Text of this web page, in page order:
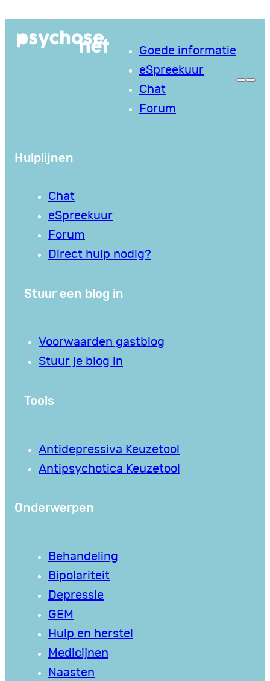
naar
Goede informatie
eSpreekuur
Chat
Forum
Hulplijnen
Chat
eSpreekuur
Forum
Direct hulp nodig?
Stuur een blog in
Voorwaarden gastblog
Stuur je blog in
Tools
Antidepressiva Keuzetool
Antipsychotica Keuzetool
Onderwerpen
Behandeling
Bipolariteit
Depressie
GEM
Hulp en herstel
Medicijnen
Naasten